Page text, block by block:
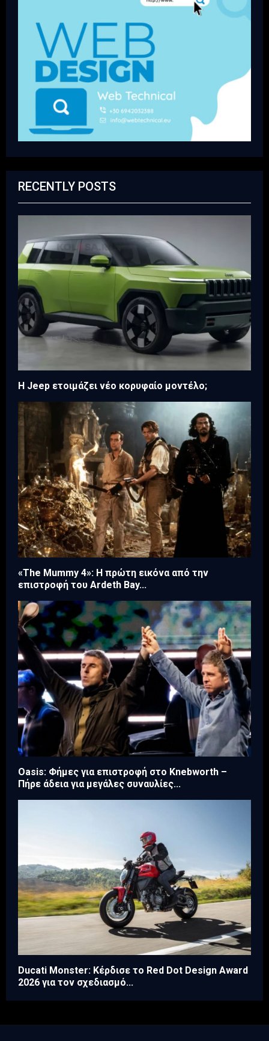
RECENTLY POSTS
H Jeep ετοιμάζει νέο κορυφαίο μοντέλο;
«The Mummy 4»: Η πρώτη εικόνα από την
επιστροφή του Ardeth Bay...
Oasis: Φήμες για επιστροφή στο Knebworth –
Πήρε άδεια για μεγάλες συναυλίες...
Ducati Monster: Κέρδισε το Red Dot Design Award
2026 για τον σχεδιασμό...